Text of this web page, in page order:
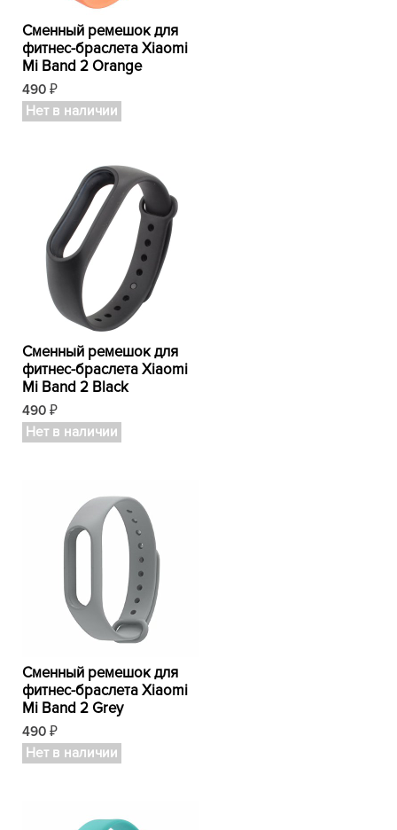
Сменный ремешок для
фитнес-браслета Xiaomi
Mi Band 2 Orange
490 ₽
Нет в наличии
Сменный ремешок для
фитнес-браслета Xiaomi
Mi Band 2 Black
490 ₽
Нет в наличии
Сменный ремешок для
фитнес-браслета Xiaomi
Mi Band 2 Grey
490 ₽
Нет в наличии